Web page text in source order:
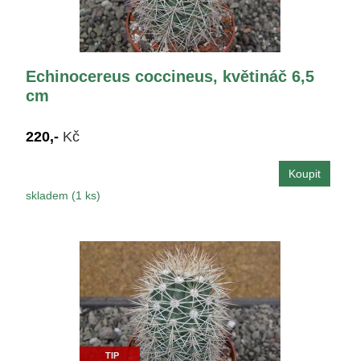
Echinocereus coccineus, květináč 6,5
cm
220,- Kč
skladem (1 ks)
TIP